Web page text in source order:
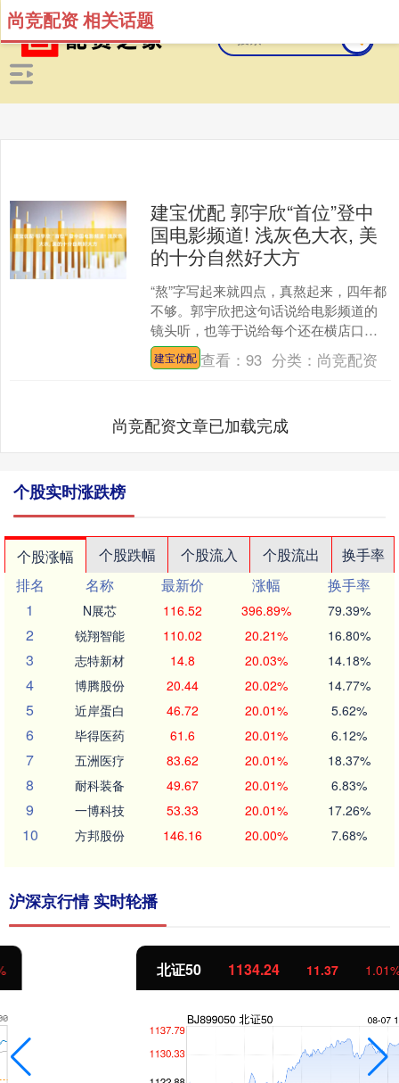
尚竞配资 相关话题
建宝优配 郭宇欣“首位”登中
国电影频道! 浅灰色大衣, 美
的十分自然好大方
“熬”字写起来就四点，真熬起来，四年都
不够。郭宇欣把这句话说给电影频道的
镜头听，也等于说给每个还在横店口排
队领盒饭的群演听——别急着崩，崩了
也得把眼泪攒到卸妆以....
建宝优配 查看：93 分类： 尚竞配资
尚竞配资文章已加载完成
个股实时涨跌榜
个股涨幅 个股跌幅 个股流入 个股流出
换手率
排名
名称 最新价 涨幅
换手率
1
N展芯 116.52 396.89% 79.39%
2 锐翔智能 110.02 20.21% 16.80%
3 志特新材 14.8 20.03% 14.18%
4 博腾股份 20.44 20.02% 14.77%
5 近岸蛋白 46.72 20.01% 5.62%
6 毕得医药 61.6 20.01% 6.12%
7 五洲医疗 83.62 20.01% 18.37%
8 耐科装备 49.67 20.01% 6.83%
9 一博科技 53.33 20.01% 17.26%
10 方邦股份 146.16 20.00% 7.68%
沪深京行情 实时轮播
1134.24 11.37 1.01%